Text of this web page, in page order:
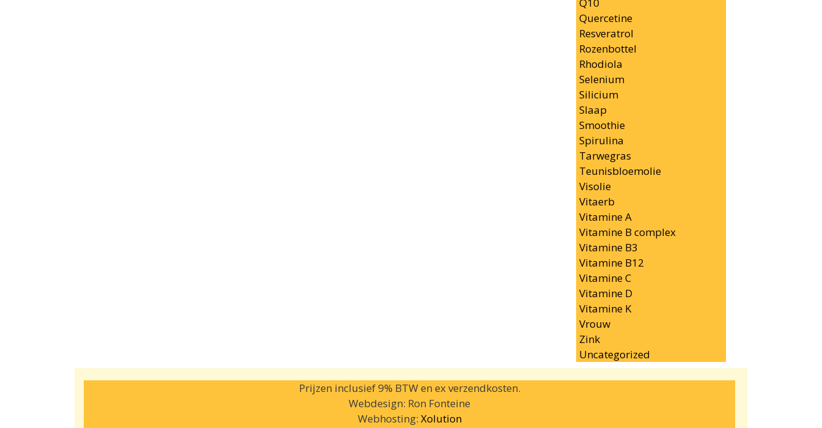
Quercetine
Resveratrol
Rozenbottel
Rhodiola
Selenium
Silicium
Slaap
Smoothie
Spirulina
Tarwegras
Teunisbloemolie
Visolie
Vitaerb
Vitamine A
Vitamine B complex
Vitamine B3
Vitamine B12
Vitamine C
Vitamine D
Vitamine K
Vrouw
Zink
Uncategorized
Prijzen inclusief 9% BTW en ex verzendkosten.
Webdesign: Ron Fonteine
Webhosting: Xolution